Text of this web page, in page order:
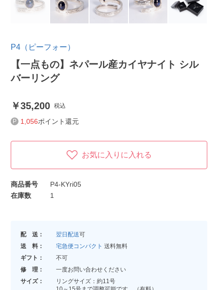
P4（ピーフォー）
【一点もの】ネパール産カイヤナイト シル
バーリング
35,200 税込
1,056ポイント還元
お気に入りに入れる
商品番号
P4-KYri05
在庫数
1
配 送： 翌日配送可
送 料：
宅急便コンパクト 送料無料
ギフト：
不可
修 理：
一度お問い合わせください
サイズ：
リングサイズ：約11号